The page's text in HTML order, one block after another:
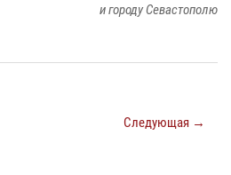
и городу Севастополю
Следующая →